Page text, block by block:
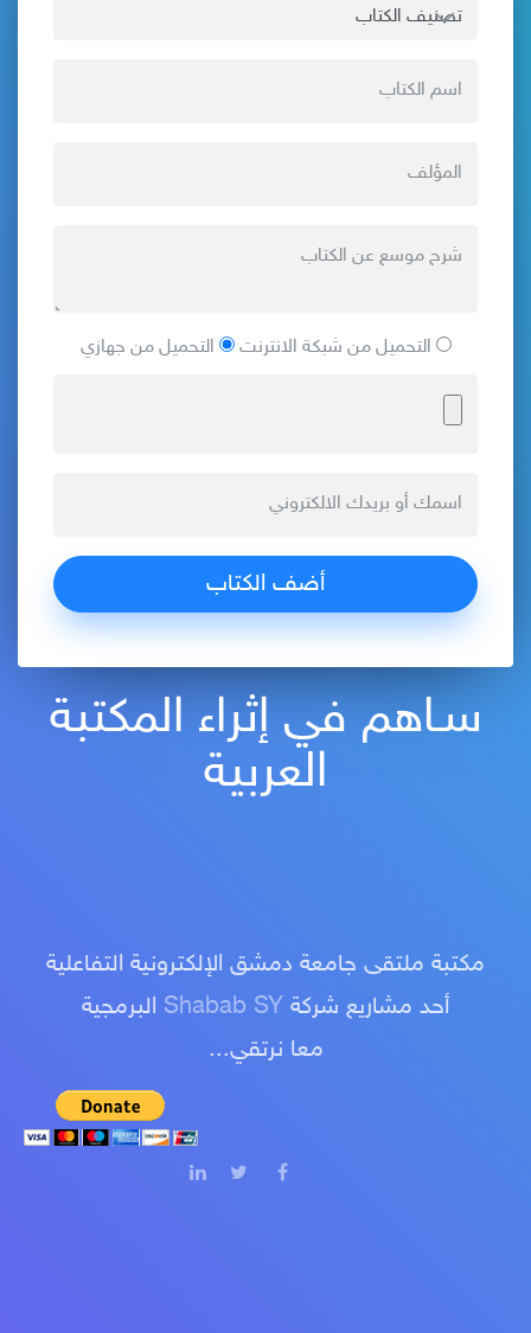
التحميل من شبكة الانترنت التحميل من جهازي
سـاهم في إثراء المكتبة
العربية
مكتبة ملتقى جامعة دمشق الإلكترونية التفاعلية
أحد مشاريع شركة Shabab SY البرمجية
معا نرتقي...